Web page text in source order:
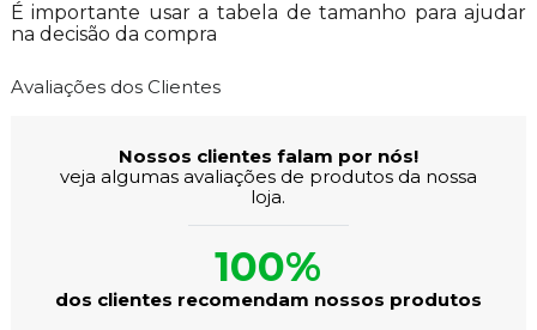
É importante usar a tabela de tamanho para ajudar
na decisão da compra
Avaliações dos Clientes
Nossos clientes falam por nós!
veja algumas avaliações de produtos da nossa
loja.
100%
dos clientes recomendam nossos produtos